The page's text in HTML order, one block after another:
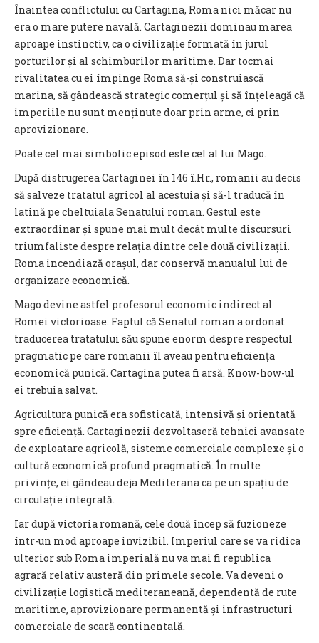
Înaintea conflictului cu Cartagina, Roma nici măcar nu
era o mare putere navală. Cartaginezii dominau marea
aproape instinctiv, ca o civilizație formată în jurul
porturilor și al schimburilor maritime. Dar tocmai
rivalitatea cu ei împinge Roma să-și construiască
marina, să gândească strategic comerțul și să înțeleagă că
imperiile nu sunt menținute doar prin arme, ci prin
aprovizionare.
Poate cel mai simbolic episod este cel al lui Mago.
După distrugerea Cartaginei în 146 î.Hr., romanii au decis
să salveze tratatul agricol al acestuia și să-l traducă în
latină pe cheltuiala Senatului roman. Gestul este
extraordinar și spune mai mult decât multe discursuri
triumfaliste despre relația dintre cele două civilizații.
Roma incendiază orașul, dar conservă manualul lui de
organizare economică.
Mago devine astfel profesorul economic indirect al
Romei victorioase. Faptul că Senatul roman a ordonat
traducerea tratatului său spune enorm despre respectul
pragmatic pe care romanii îl aveau pentru eficiența
economică punică. Cartagina putea fi arsă. Know-how-ul
ei trebuia salvat.
Agricultura punică era sofisticată, intensivă și orientată
spre eficiență. Cartaginezii dezvoltaseră tehnici avansate
de exploatare agricolă, sisteme comerciale complexe și o
cultură economică profund pragmatică. În multe
privințe, ei gândeau deja Mediterana ca pe un spațiu de
circulație integrată.
Iar după victoria romană, cele două încep să fuzioneze
într-un mod aproape invizibil. Imperiul care se va ridica
ulterior sub Roma imperială nu va mai fi republica
agrară relativ austeră din primele secole. Va deveni o
civilizație logistică mediteraneană, dependentă de rute
maritime, aprovizionare permanentă și infrastructuri
comerciale de scară continentală.